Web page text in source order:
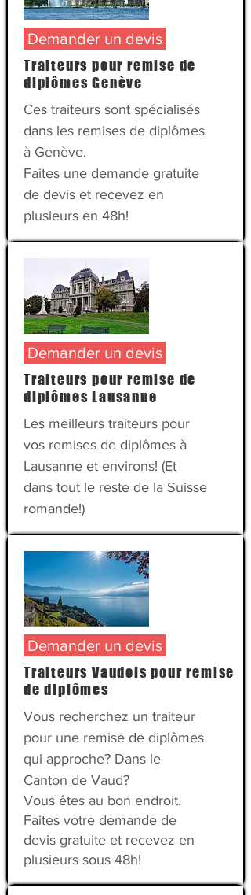
Demander un devis
Traiteurs pour remise de
diplômes Genève
Ces traiteurs sont spécialisés
dans les remises de diplômes
à Genève.
Faites une demande gratuite
de devis et recevez en
plusieurs en 48h!
Demander un devis
Traiteurs pour remise de
diplômes Lausanne
Les meilleurs traiteurs pour
vos remises de diplômes à
Lausanne et environs! (Et
dans tout le reste de la Suisse
romande!)
Demander un devis
Traiteurs Vaudois pour remise
de diplômes
Vous recherchez un traiteur
pour une remise de diplômes
qui approche? Dans le
Canton de Vaud?
Vous êtes au bon endroit.
Faites votre demande de
devis gratuite et recevez en
plusieurs sous 48h!